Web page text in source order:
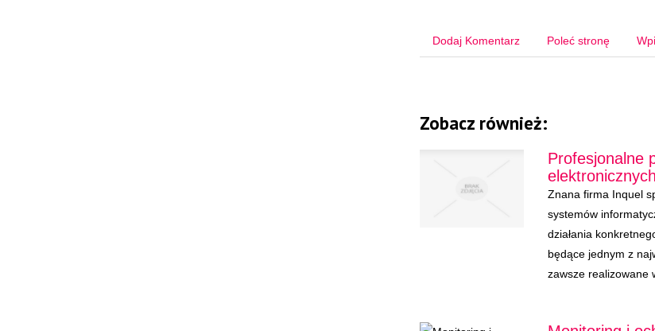
Dodaj Komentarz Poleć stronę
Zobacz również:
Profesjonalne
elektronicznych
Znana firma Inquel
systemów
działania
będące jednym z
zawsze realizowane